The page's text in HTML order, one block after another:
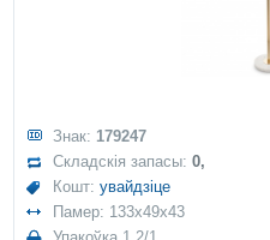
Знак: 179247
Складскія запасы:0,
Кошт:увайдзіце
Памер: 133x49x43